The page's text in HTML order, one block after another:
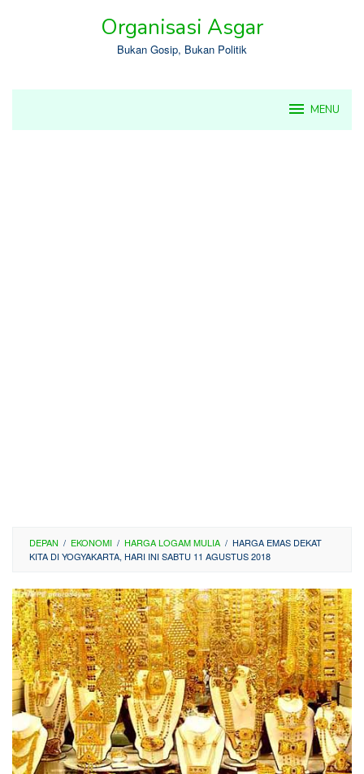
Organisasi Asgar
Bukan Gosip, Bukan Politik
MENU
DEPAN / EKONOMI / HARGA LOGAM MULIA / HARGA EMAS DEKAT
KITA DI YOGYAKARTA, HARI INI SABTU 11 AGUSTUS 2018